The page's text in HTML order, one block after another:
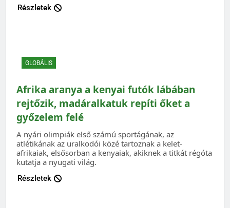
Részletek
GLOBÁLIS
Afrika aranya a kenyai futók lábában
rejtőzik, madáralkatuk repíti őket a
győzelem felé
A nyári olimpiák első számú sportágának, az
atlétikának az uralkodói közé tartoznak a kelet-
afrikaiak, elsősorban a kenyaiak, akiknek a titkát régóta
kutatja a nyugati világ.
Részletek